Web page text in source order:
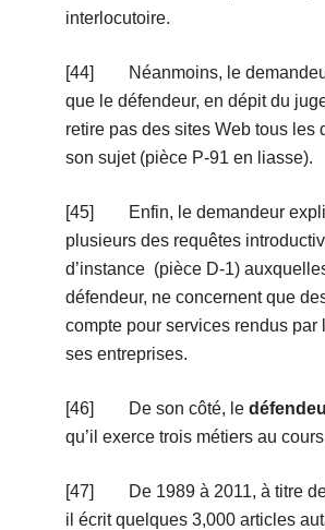
interlocutoire.
[44] Néanmoins, le
que le défendeur, en dépit du
retire pas des sites Web tous les
son sujet (pièce P-91 en liasse).
[45] Enfin, le demandeur
plusieurs des requêtes
d’instance (pièce D-1)
défendeur, ne concernent que
compte pour services rendus par
ses entreprises.
[46] De son côté, le
qu’il exerce trois métiers au
[47] De 1989 à 2011, à titre
il écrit quelques 3,000 articles